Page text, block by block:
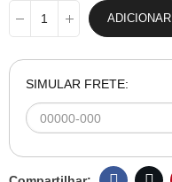
ADICIONAR
SIMULAR FRETE: